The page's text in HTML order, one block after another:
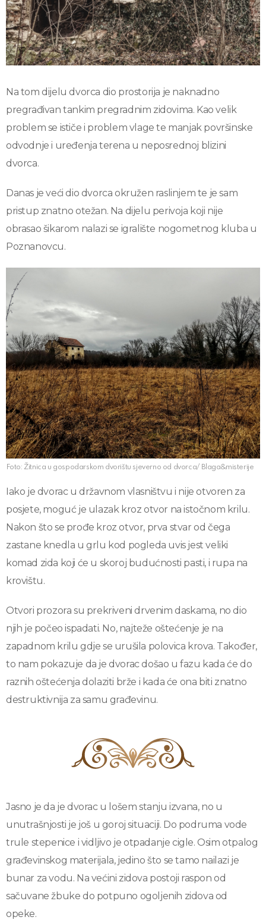
Na tom dijelu dvorca dio prostorija je naknadno
pregrađivan tankim pregradnim zidovima. Kao velik
problem se ističe i problem vlage te manjak površinske
odvodnje i uređenja terena u neposrednoj blizini
dvorca.
Danas je veći dio dvorca okružen raslinjem te je sam
pristup znatno otežan. Na dijelu perivoja koji nije
obrasao šikarom nalazi se igralište nogometnog kluba u
Poznanovcu.
Foto: Žitnica u gospodarskom dvorištu sjeverno od dvorca/ Blaga&misterije
Iako je dvorac u državnom vlasništvu i nije otvoren za
posjete, moguć je ulazak kroz otvor na istočnom krilu.
Nakon što se prođe kroz otvor, prva stvar od čega
zastane knedla u grlu kod pogleda uvis jest veliki
komad zida koji će u skoroj budućnosti pasti, i rupa na
krovištu.
Otvori prozora su prekriveni drvenim daskama, no dio
njih je počeo ispadati. No, najteže oštećenje je na
zapadnom krilu gdje se urušila polovica krova. Također,
to nam pokazuje da je dvorac došao u fazu kada će do
raznih oštećenja dolaziti brže i kada će ona biti znatno
destruktivnija za samu građevinu.
Jasno je da je dvorac u lošem stanju izvana, no u
unutrašnjosti je još u goroj situaciji. Do podruma vode
trule stepenice i vidljivo je otpadanje cigle. Osim otpalog
građevinskog materijala, jedino što se tamo nailazi je
bunar za vodu. Na većini zidova postoji raspon od
sačuvane žbuke do potpuno ogoljenih zidova od
opeke.